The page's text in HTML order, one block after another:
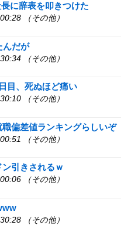
に辞表を叩きつけた
（その他）
んだが
（その他）
目、死ぬほど痛い
（その他）
偏差値ランキングらしいぞ
（その他）
引きされるｗ
（その他）
（その他）